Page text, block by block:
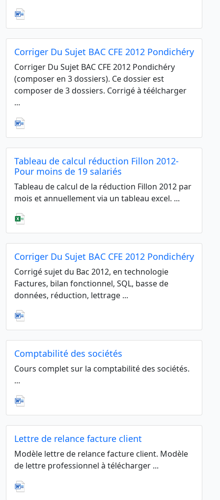
Corriger Du Sujet BAC CFE 2012 Pondichéry
Corriger Du Sujet BAC CFE 2012 Pondichéry
(composer en 3 dossiers). Ce dossier est
composer de 3 dossiers. Corrigé à téélcharger
...
Tableau de calcul réduction Fillon 2012-
Pour moins de 19 salariés
Tableau de calcul de la réduction Fillon 2012 par
mois et annuellement via un tableau excel. ...
Corriger Du Sujet BAC CFE 2012 Pondichéry
Corrigé sujet du Bac 2012, en technologie
Factures, bilan fonctionnel, SQL, basse de
données, réduction, lettrage ...
Comptabilité des sociétés
Cours complet sur la comptabilité des sociétés.
...
Lettre de relance facture client
Modèle lettre de relance facture client. Modèle
de lettre professionnel à télécharger ...